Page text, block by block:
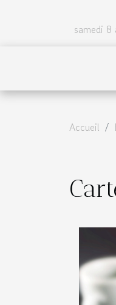
samedi 8
Accueil